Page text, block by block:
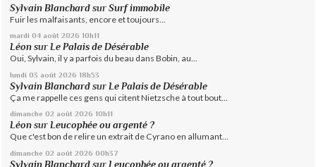
Sylvain Blanchard surSurf immobile
Fuir les malfaisants, encore et toujours...
mardi 04 août 2026 10h11
Léon surLe Palais de Désérable
Oui, Sylvain, il y a parfois du beau dans Bobin, au...
lundi 03 août 2026 18h53
Sylvain Blanchard sur Le Palais de Désérable
Ça me rappelle ces gens qui citent Nietzsche à tout bout...
dimanche 02 août 2026 10h11
Léon surLeucophée ou argenté ?
Que c'est bon de relire un extrait de Cyrano en allumant...
dimanche 02 août 2026 00h37
Sylvain Blanchard sur Leucophée ou argenté ?